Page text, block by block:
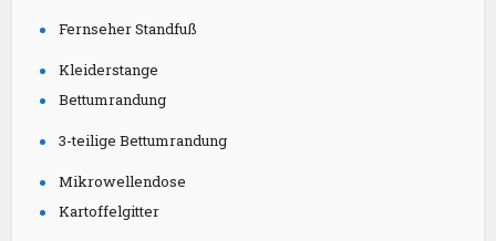
Fernseher Standfuß
Kleiderstange
Bettumrandung
3-teilige Bettumrandung
Mikrowellendose
Kartoffelgitter